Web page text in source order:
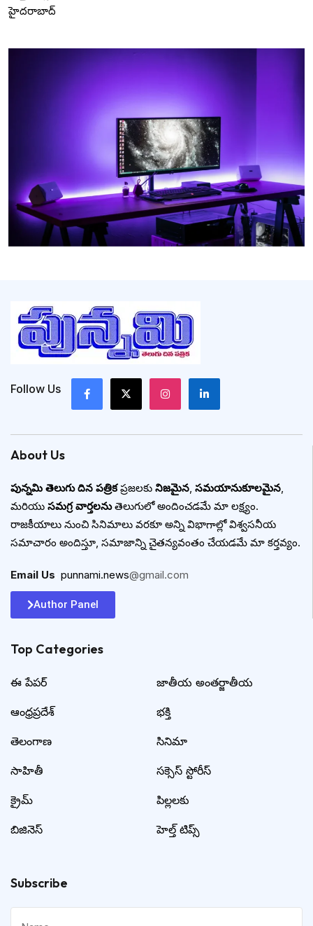
హైదరాబాద్
Follow Us
About Us
పున్నమి తెలుగు దిన పత్రికప్రజలకు నిజమైన సమయానుకూలమైన
మరియు సమగ్ర వార్తలనుతెలుగులో అందించడమే మా లక్ష్యం.
రాజకీయాలు నుంచి సినిమాలు వరకూ అన్ని విభాగాల్లో విశ్వసనీయ
సమాచారం అందిస్తూ, సమాజాన్ని చైతన్యవంతం చేయడమే మా కర్తవ్యం.
Email Us punnami.news@gmail.com
Author Panel
Top Categories​
ఈ పేపర్
ఆంధ్రప్రదేశ్
తెలంగాణ
సాహితీ
క్రైమ్
బిజినెస్
జాతీయ అంతర్జాతీయ
భక్తి
సినిమా
సక్సెస్ స్టోరీస్
పిల్లలకు
హెల్త్ టిప్స్
Subscribe